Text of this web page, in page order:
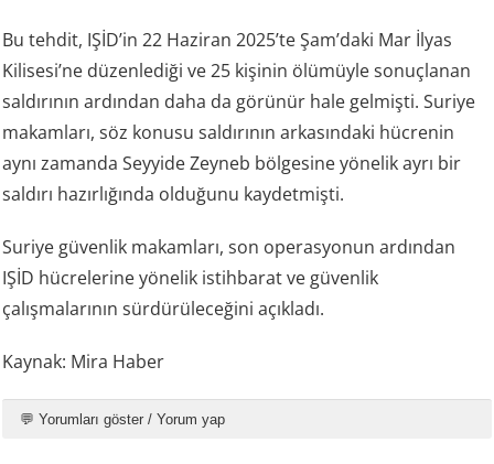
Bu tehdit, IŞİD’in 22 Haziran 2025’te Şam’daki Mar İlyas
Kilisesi’ne düzenlediği ve 25 kişinin ölümüyle sonuçlanan
saldırının ardından daha da görünür hale gelmişti. Suriye
makamları, söz konusu saldırının arkasındaki hücrenin
aynı zamanda Seyyide Zeyneb bölgesine yönelik ayrı bir
saldırı hazırlığında olduğunu kaydetmişti.
Suriye güvenlik makamları, son operasyonun ardından
IŞİD hücrelerine yönelik istihbarat ve güvenlik
çalışmalarının sürdürüleceğini açıkladı.
Kaynak: Mira Haber
💬 Yorumları göster / Yorum yap